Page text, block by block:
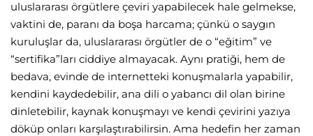
uluslararası örgütlere çeviri yapabilecek hale gelmekse,
vaktini de, paranı da boşa harcama; çünkü o saygın
kuruluşlar da, uluslararası örgütler de o “eğitim” ve
“sertifika”ları ciddiye almayacak. Aynı pratiği, hem de
bedava, evinde de internetteki konuşmalarla yapabilir,
kendini kaydedebilir, ana dili o yabancı dil olan birine
dinletebilir, kaynak konuşmayı ve kendi çevirini yazıya
döküp onları karşılaştırabilirsin. Ama hedefin her zaman